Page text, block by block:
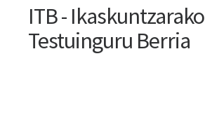
ITB - Ikaskuntzarako
Testuinguru Berria